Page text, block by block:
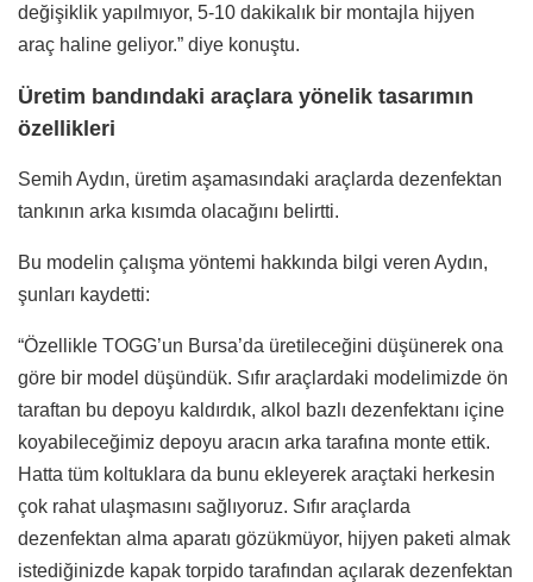
değişiklik yapılmıyor, 5-10 dakikalık bir montajla hijyen
araç haline geliyor.” diye konuştu.
Üretim bandındaki araçlara yönelik tasarımın
özellikleri
Semih Aydın, üretim aşamasındaki araçlarda dezenfektan
tankının arka kısımda olacağını belirtti.
Bu modelin çalışma yöntemi hakkında bilgi veren Aydın,
şunları kaydetti:
“Özellikle TOGG’un Bursa’da üretileceğini düşünerek ona
göre bir model düşündük. Sıfır araçlardaki modelimizde ön
taraftan bu depoyu kaldırdık, alkol bazlı dezenfektanı içine
koyabileceğimiz depoyu aracın arka tarafına monte ettik.
Hatta tüm koltuklara da bunu ekleyerek araçtaki herkesin
çok rahat ulaşmasını sağlıyoruz. Sıfır araçlarda
dezenfektan alma aparatı gözükmüyor, hijyen paketi almak
istediğinizde kapak torpido tarafından açılarak dezenfektan